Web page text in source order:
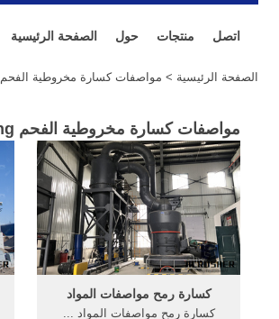
الصفحة الرئيسية حول منتجات اتصل
الصفحة الرئيسية > مواصفات كسارة مخروطية الفحم shibang
مواصفات كسارة مخروطية الفحم shibang المقدمة(
كسارة رمح مواصفات المواد
كسارة رمح مواصفات المواد ...